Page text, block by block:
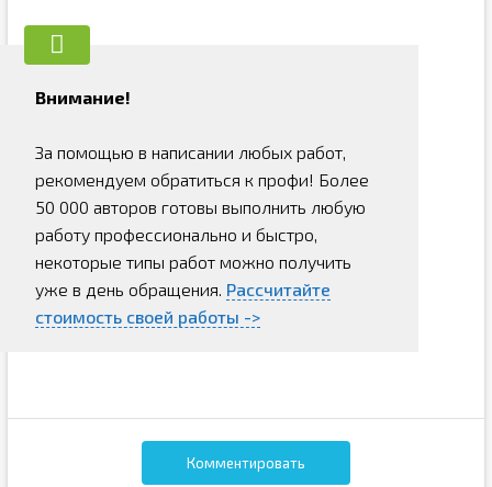
Внимание!
За помощью в написании любых работ,
рекомендуем обратиться к профи! Более
50 000 авторов готовы выполнить любую
работу профессионально и быстро,
некоторые типы работ можно получить
уже в день обращения. Рассчитайте
стоимость своей работы ->
Комментировать